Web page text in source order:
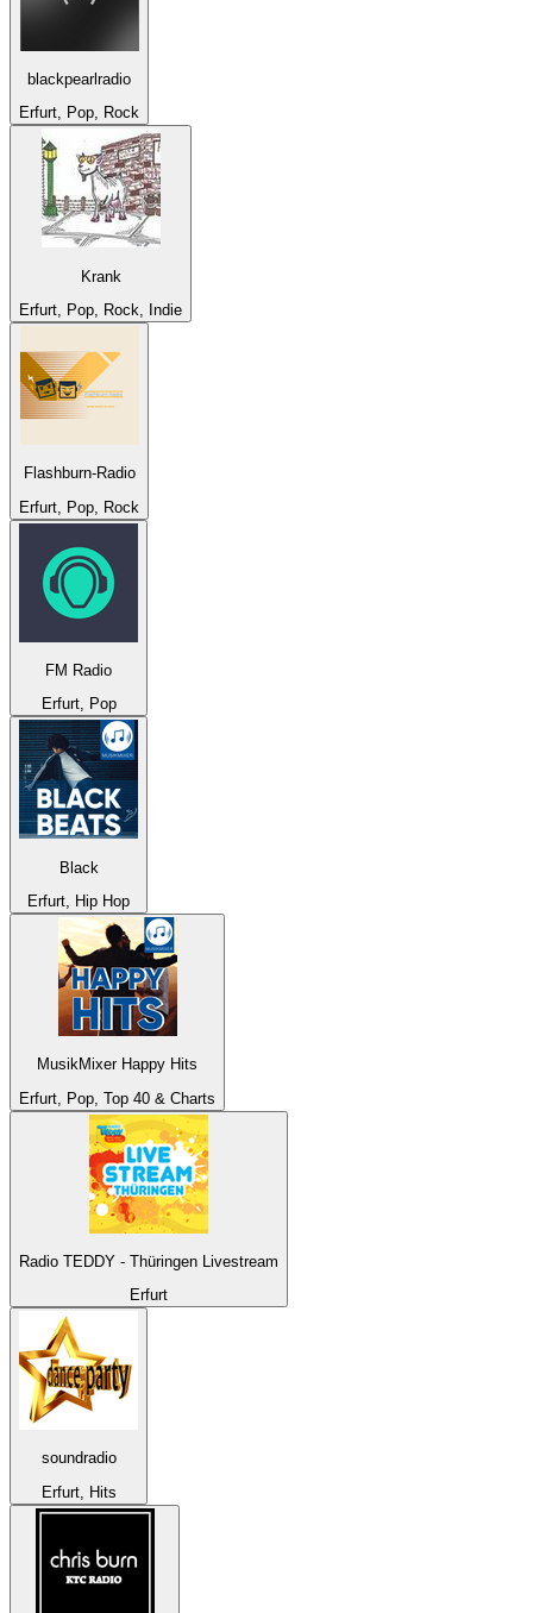
blackpearlradio
Erfurt, Pop, Rock
Krank
Erfurt, Pop, Rock, Indie
Flashburn-Radio
Erfurt, Pop, Rock
FM Radio
Erfurt, Pop
Black
Erfurt, Hip Hop
MusikMixer Happy Hits
Erfurt, Pop, Top 40 & Charts
Radio TEDDY - Thüringen Livestream
Erfurt
soundradio
Erfurt, Hits